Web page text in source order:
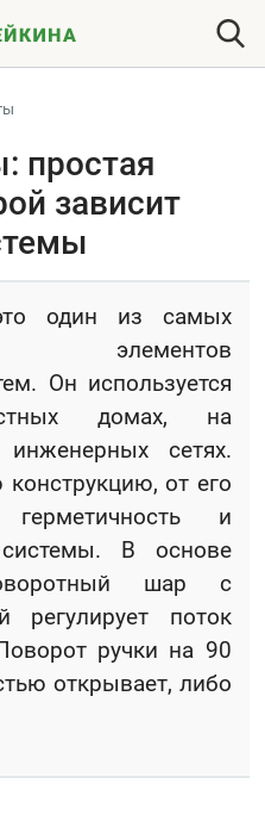
простая
зависит
один из самых
элементов
Он используется
домах, на
сетях.
от его
герметичность и
системы. В основе
шар с
регулирует поток
ручки на 90
открывает, либо